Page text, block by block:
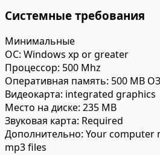
Системные требования
Минимальные
ОС: Windows xp or greater
Процессор: 500 Mhz
Оперативная память: 500 MB
Видеокарта: integrated graphics
Место на диске: 235 MB
Звуковая карта: Required
Дополнительно: Your computer
mp3 files